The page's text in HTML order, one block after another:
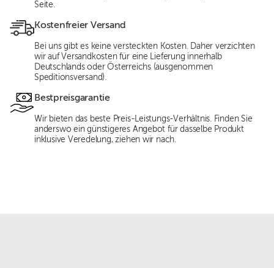
Seite.
Kostenfreier Versand
Bei uns gibt es keine versteckten Kosten. Daher verzichten
wir auf Versandkosten für eine Lieferung innerhalb
Deutschlands oder Österreichs (ausgenommen
Speditionsversand).
Bestpreisgarantie
Wir bieten das beste Preis-Leistungs-Verhältnis. Finden Sie
anderswo ein günstigeres Angebot für dasselbe Produkt
inklusive Veredelung, ziehen wir nach.